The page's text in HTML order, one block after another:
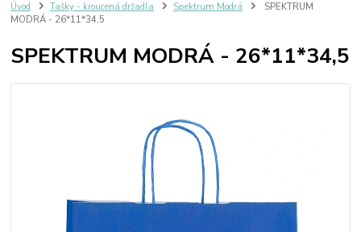
Úvod Tašky - kroucená držadla Spektrum Modrá
SPEKTRUM
MODRÁ - 26*11*34,5
SPEKTRUM MODRÁ - 26*11*34,5